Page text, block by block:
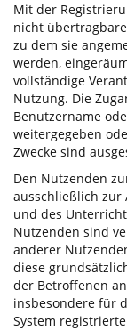
Mit der
nicht
zu dem sie
werden,
vollständige
Nutzung. Die
Benutzername
weitergegeben
Zwecke sind
Den Nutzenden
ausschließlich zur
und des
Nutzenden sind
anderer
diese
der Betroffenen
insbesondere für
System